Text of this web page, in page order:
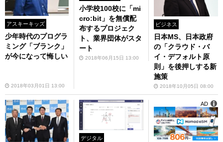
アスキーキッズ
少年時代のプログラ
ミング「ブランク」
が今になって悔しい
2018年03月01日 13:00
小学校100校に「mi
cro:bit」を無償配
布するプロジェク
ト、業界団体がスタ
ート
2018年06月15日 13:00
ビジネス
日本MS、日本政府
の「クラウド・バ
イ・デフォルト原
則」を後押しする新
施策
2018年10月05日 08:00
デジタル
AD